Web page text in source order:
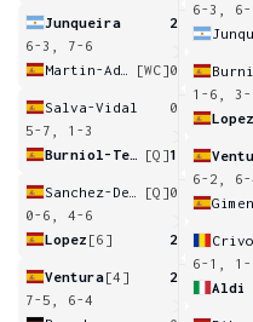
Junqueira
2
6-3, 7-6
[WC]0
Salva-Vidal
0
5-7, 1-3
[Q]1
[Q]0
0-6, 4-6
Lopez [6] 2
Ventura[4]
2
7-5, 6-4
6-3, 6-
1-6, 3-
Lopez
6-2, 6-
6-1,
Aldi